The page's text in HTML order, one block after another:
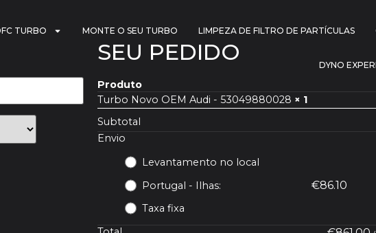
TURBO MONTE O SEU TURBO LIMPEZA DE FILTRO DE PARTÍCULAS
DYNO
SEU PEDIDO
Produto
Turbo Novo OEM Audi - 53049880028 × 1
Subtotal
Envio
Levantamento no local
Portugal - Ilhas:
€86.10
Taxa fixa